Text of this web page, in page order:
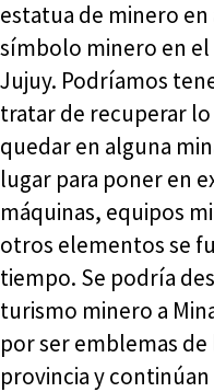
estatua de minero
símbolo minero en el
Jujuy. Podríamos
tratar de recuperar
quedar en alguna
lugar para poner en
máquinas, equipos
otros elementos se
tiempo. Se podría
turismo minero a
por ser emblemas
provincia y continúan